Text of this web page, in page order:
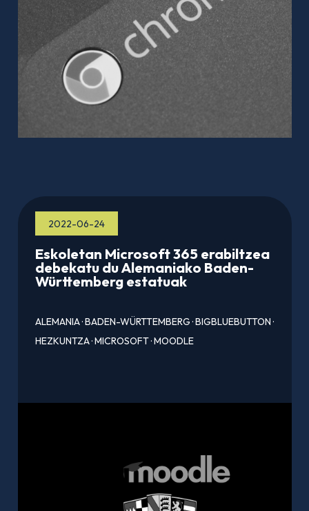
2022-06-24
Eskoletan Microsoft 365 erabiltzea
debekatu du Alemaniako Baden-
Württemberg estatuak
ALEMANIA·BADEN-WÜRTTEMBERG·BIGBLUEBUTTON·
HEZKUNTZA·MICROSOFT·MOODLE